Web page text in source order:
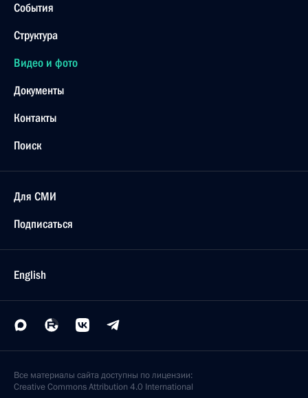
События
Структура
Видео и фото
Документы
Контакты
Поиск
Для СМИ
Подписаться
English
Все материалы сайта доступны по лицензии:
Creative Commons Attribution 4.0 International